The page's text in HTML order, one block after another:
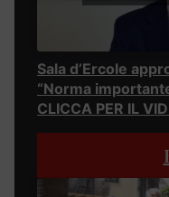
Sala d’Ercole
“Norma
CLICCA PER IL